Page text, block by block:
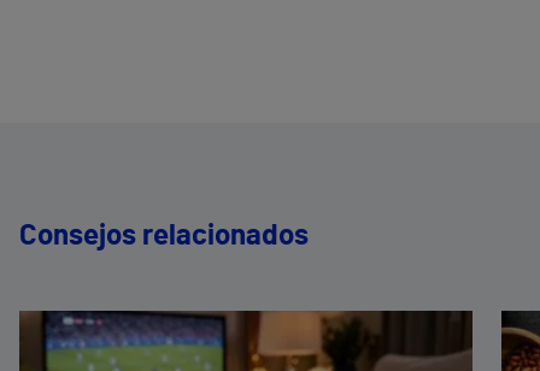
Consejos relacionados